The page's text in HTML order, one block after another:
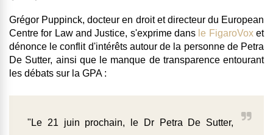
Grégor Puppinck, docteur en droit et directeur du European
Centre for Law and Justice, s'exprime dans le FigaroVoxet
dénonce le conflit d'intérêts autour de la personne de Petra
De Sutter, ainsi que le manque de transparence entourant
les débats sur la GPA :
"Le 21 juin prochain, le Dr Petra De Sutter,